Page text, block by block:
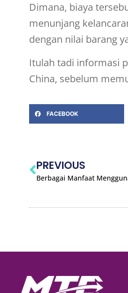
Dimana, biaya
menunjang
dengan nilai barang
Itulah tadi informasi
China, sebelum
FACEBOOK
PREVIOUS